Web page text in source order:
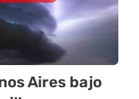
Aires bajo